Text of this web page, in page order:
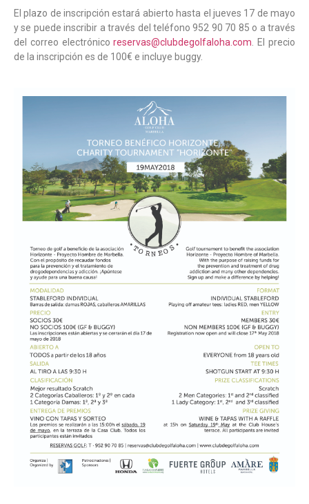
El plazo de inscripción estará abierto hasta el jueves 17 de mayo
y se puede inscribir a través del teléfono 952 90 70 85 o a través
del correo electrónicoreservas@clubdegolfaloha.com . El precio
de la inscripción es de 100€ e incluye buggy.